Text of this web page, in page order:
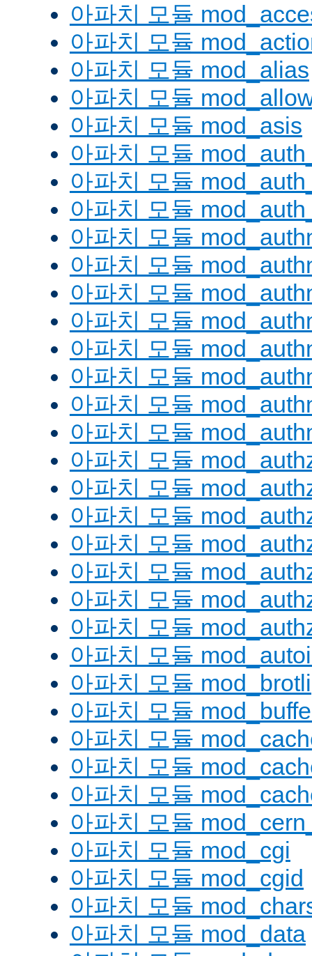
아파치 모듈
아파치 모듈
아파치 모듈 mod_alias
아파치 모듈
아파치 모듈 mod_asis
아파치 모듈
아파치 모듈
아파치 모듈
아파치 모듈
아파치 모듈
아파치 모듈
아파치 모듈
아파치 모듈
아파치 모듈
아파치 모듈
아파치 모듈
아파치 모듈
아파치 모듈
아파치 모듈
아파치 모듈
아파치 모듈
아파치 모듈
아파치 모듈
아파치 모듈
아파치 모듈 mod_brotli
아파치 모듈
아파치 모듈
아파치 모듈
아파치 모듈
아파치 모듈
아파치 모듈 mod_cgi
아파치 모듈 mod_cgid
아파치 모듈
아파치 모듈 mod_data